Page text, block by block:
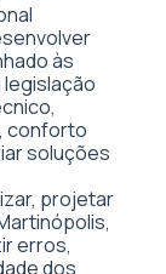
às
legislação
conforto
soluções
projetar
erros,
dos